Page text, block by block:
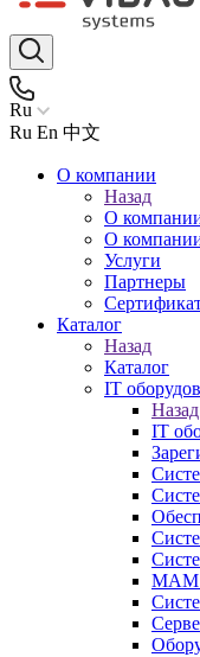
Ru
Ru En 中文
О компании
Назад
О
О
Услуги
Партнеры
Каталог
Назад
Каталог
IT
Назад
IT
MAM